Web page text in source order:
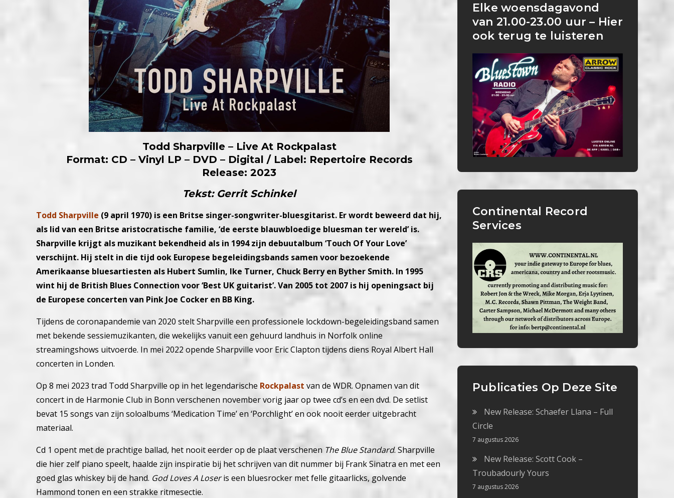
Todd Sharpville – Live At Rockpalast
Format: CD – Vinyl LP – DVD – Digital / Label: Repertoire Records
Release: 2023
Tekst: Gerrit Schinkel
Todd Sharpville (9 april 1970) is een Britse singer-songwriter-bluesgitarist. Er wordt beweerd dat hij,
als lid van een Britse aristocratische familie, ‘de eerste blauwbloedige bluesman ter wereld’ is.
Sharpville krijgt als muzikant bekendheid als in 1994 zijn debuutalbum ‘Touch Of Your Love’
verschijnt. Hij stelt in die tijd ook Europese begeleidingsbands samen voor bezoekende
Amerikaanse bluesartiesten als Hubert Sumlin, Ike Turner, Chuck Berry en Byther Smith. In 1995
wint hij de British Blues Connection voor ‘Best UK guitarist’. Van 2005 tot 2007 is hij openingsact bij
de Europese concerten van Pink Joe Cocker en BB King.
Tijdens de coronapandemie van 2020 stelt Sharpville een professionele lockdown-begeleidingsband samen
met bekende sessiemuzikanten, die wekelijks vanuit een gehuurd landhuis in Norfolk online
streamingshows uitvoerde. In mei 2022 opende Sharpville voor Eric Clapton tijdens diens Royal Albert Hall
concerten in Londen.
Op 8 mei 2023 trad Todd Sharpville op in het legendarische Rockpalast van de WDR. Opnamen van dit
concert in de Harmonie Club in Bonn verschenen november vorig jaar op twee cd’s en een dvd. De setlist
bevat 15 songs van zijn soloalbums ‘Medication Time’ en ‘Porchlight’ en ook nooit eerder uitgebracht
materiaal.
Cd 1 opent met de prachtige ballad, het nooit eerder op de plaat verschenen The Blue Standard. Sharpville
die hier zelf piano speelt, haalde zijn inspiratie bij het schrijven van dit nummer bij Frank Sinatra en met een
goed glas whiskey bij de hand. God Loves A Loseris een bluesrocker met felle gitaarlicks, golvende
Hammond tonen en een strakke ritmesectie.
Elke woensdagavond
van 21.00-23.00 uur – Hier
ook terug te luisteren
Continental Record
Services
Publicaties Op Deze Site
New Release: Schaefer Llana – Full
Circle
7 augustus 2026
New Release: Scott Cook –
Troubadourly Yours
7 augustus 2026